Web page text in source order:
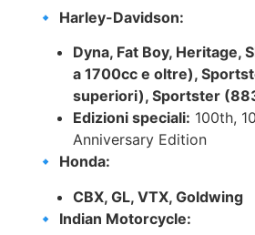
🔹 Harley-Davidson:
Dyna, Fat Boy, Heritage,
a 1700cc e oltre),
superiori), Sportster
Edizioni speciali: 100th,
Anniversary Edition
🔹 Honda:
CBX, GL, VTX, Goldwing
🔹 Indian Motorcycle: